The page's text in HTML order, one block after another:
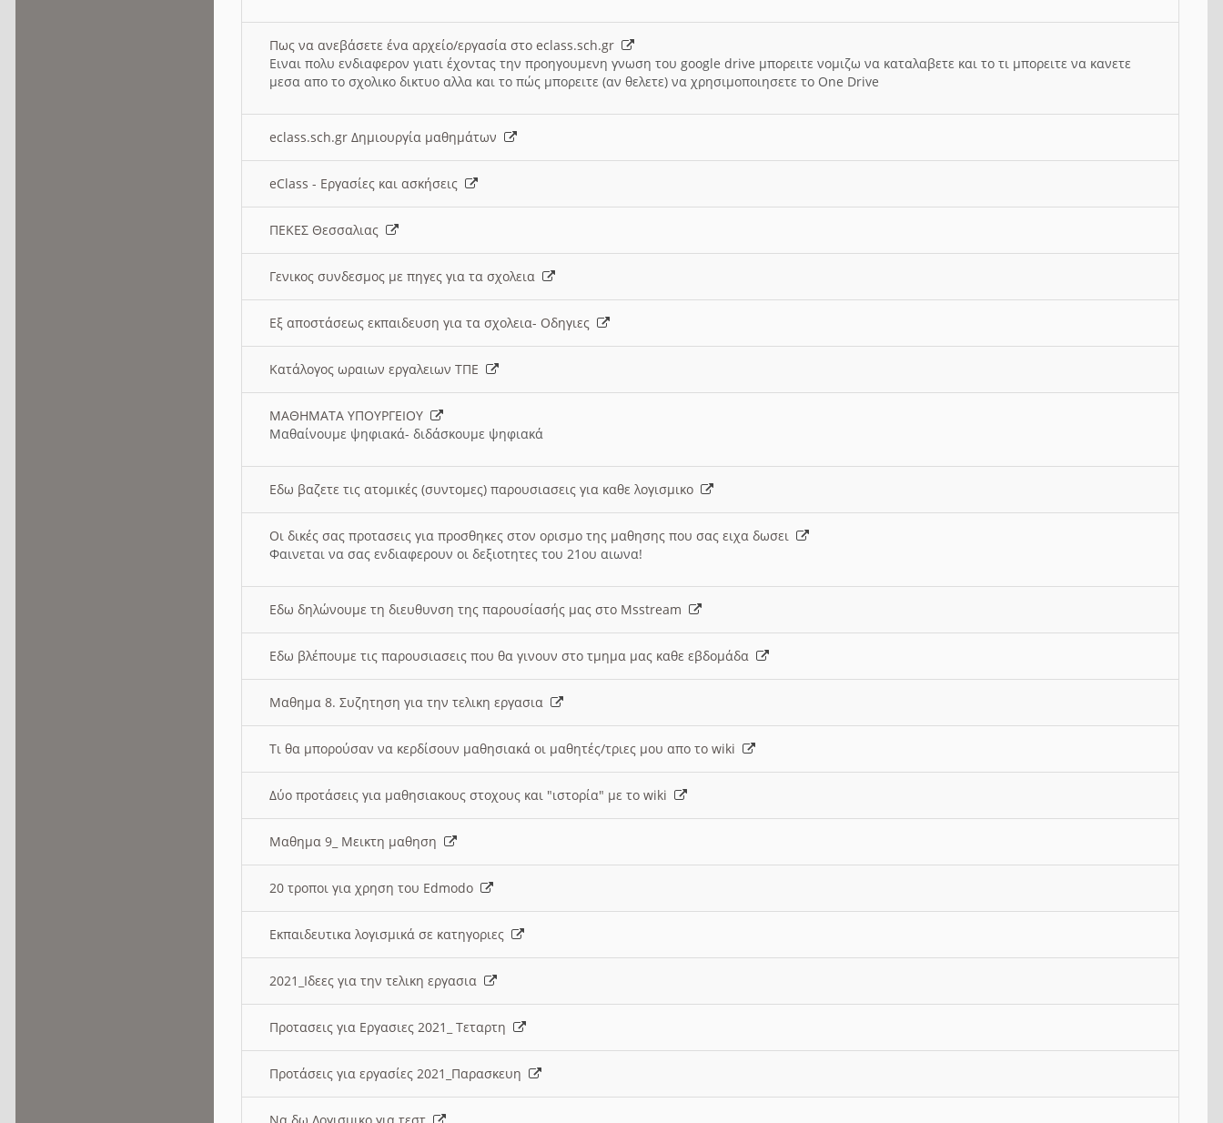
Πως να ανεβάσετε ένα αρχείο/εργασία στο eclass.sch.gr
Ειναι πολυ ενδιαφερον γιατι έχοντας την προηγουμενη γνωση του google drive μπορειτε νομιζω να καταλαβετε και το τι μπορειτε να κανετε
μεσα απο το σχολικο δικτυο αλλα και το πώς μπορειτε (αν θελετε) να χρησιμοποιησετε το One Drive
eclass.sch.gr Δημιουργία μαθημάτων
eClass - Εργασίες και ασκήσεις
ΠΕΚΕΣ Θεσσαλιας
Γενικος συνδεσμος με πηγες για τα σχολεια
Εξ αποστάσεως εκπαιδευση για τα σχολεια- Οδηγιες
Κατάλογος ωραιων εργαλειων ΤΠΕ
ΜΑΘΗΜΑΤΑ ΥΠΟΥΡΓΕΙΟΥ
Μαθαίνουμε ψηφιακά- διδάσκουμε ψηφιακά
Εδω βαζετε τις ατομικές (συντομες) παρουσιασεις για καθε λογισμικο
Οι δικές σας προτασεις για προσθηκες στον ορισμο της μαθησης που σας ειχα δωσει
Φαινεται να σας ενδιαφερουν οι δεξιοτητες του 21ου αιωνα!
Εδω δηλώνουμε τη διευθυνση της παρουσίασής μας στο Msstream
Εδω βλέπουμε τις παρουσιασεις που θα γινουν στο τμημα μας καθε εβδομάδα
Μαθημα 8. Συζητηση για την τελικη εργασια
Τι θα μπορούσαν να κερδίσουν μαθησιακά οι μαθητές/τριες μου απο το wiki
Δύο προτάσεις για μαθησιακους στοχους και "ιστορία" με το wiki
Μαθημα 9_ Μεικτη μαθηση
20 τροποι για χρηση του Edmodo
Εκπαιδευτικα λογισμικά σε κατηγοριες
2021_Ιδεες για την τελικη εργασια
Προτασεις για Εργασιες 2021_ Τεταρτη
Προτάσεις για εργασίες 2021_Παρασκευη